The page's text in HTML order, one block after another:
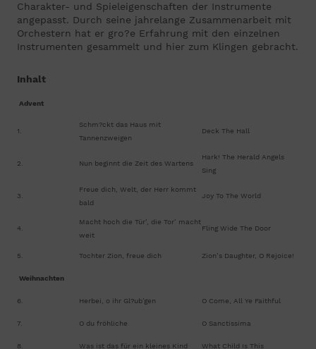
Charakter- und Spieleigenschaften der Instrumente
angepasst. Durch seine jahrelange Zusammenarbeit mit
Orchestern hat er gro?e Erfahrung mit den einzelnen
Instrumenten gesammelt und hier zum Klingen gebracht.
Inhalt
Advent
1.
Schm?ckt das Haus mit
Tannenzweigen
Deck The Hall
2. Nun beginnt die Zeit des Wartens
Hark! The Herald Angels
Sing
3.
Freue dich, Welt, der Herr kommt
bald
Joy To The World
4.
Macht hoch die Tür’, die Tor’ macht
weit
Fling Wide The Door
5. Tochter Zion, freue dich Zion’s Daughter, O Rejoice!
Weihnachten
6. Herbei, o ihr Gl?ub’gen O Come, All Ye Faithful
7. O du fröhliche O Sanctissima
8. Was ist das für ein kleines Kind What Child Is This